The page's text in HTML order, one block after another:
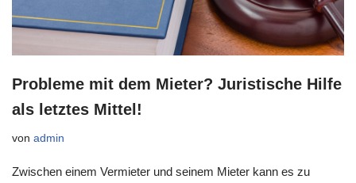
Probleme mit dem Mieter? Juristische Hilfe
als letztes Mittel!
von admin
Zwischen einem Vermieter und seinem Mieter kann es zu